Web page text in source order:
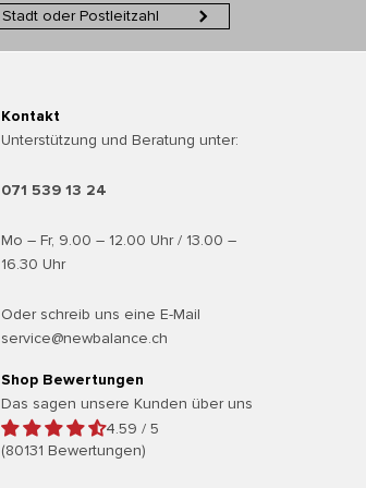
Kontakt
Unterstützung und Beratung unter:
071 539 13 24
Mo – Fr, 9.00 – 12.00 Uhr / 13.00 –
16.30 Uhr
Oder schreib uns eine E-Mail
service@newbalance.ch
Shop Bewertungen
Das sagen unsere Kunden über uns
4.59 / 5
(80131 Bewertungen)